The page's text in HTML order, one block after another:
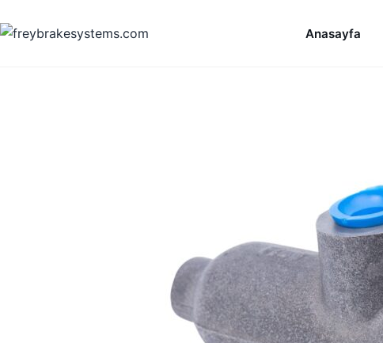
Anasayfa